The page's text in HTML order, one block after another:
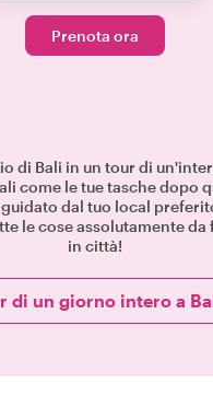
Prenota ora
di Bali in un tour di
come le tue tasche dopo
dal tuo local
le cose assolutamente da
in città!
di un giorno intero a